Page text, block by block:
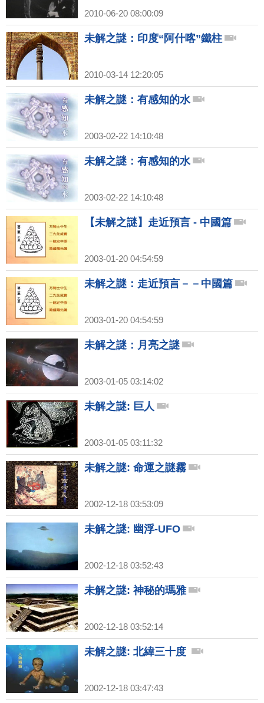
2010-06-20 08:00:09
未解之謎：印度“阿什喀”鐵柱
2010-03-14 12:20:05
未解之謎：有感知的水
2003-02-22 14:10:48
未解之謎：有感知的水
2003-02-22 14:10:48
【未解之謎】走近預言 - 中國篇
2003-01-20 04:54:59
未解之謎：走近預言－－中國篇
2003-01-20 04:54:59
未解之謎：月亮之謎
2003-01-05 03:14:02
未解之謎: 巨人
2003-01-05 03:11:32
未解之謎: 命運之謎霧
2002-12-18 03:53:09
未解之謎: 幽浮-UFO
2002-12-18 03:52:43
未解之謎: 神秘的瑪雅
2002-12-18 03:52:14
未解之謎: 北緯三十度
2002-12-18 03:47:43